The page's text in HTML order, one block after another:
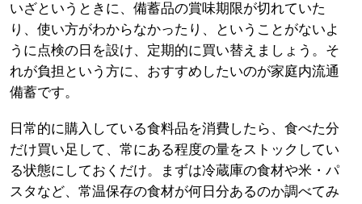
いざというときに、備蓄品の賞味期限が切れていた
り、使い方がわからなかったり、ということがないよ
うに点検の日を設け、定期的に買い替えましょう。そ
れが負担という方に、おすすめしたいのが家庭内流通
備蓄です。
日常的に購入している食料品を消費したら、食べた分
だけ買い足して、常にある程度の量をストックしてい
る状態にしておくだけ。まずは冷蔵庫の食材や米・パ
スタなど、常温保存の食材が何日分あるのか調べてみ